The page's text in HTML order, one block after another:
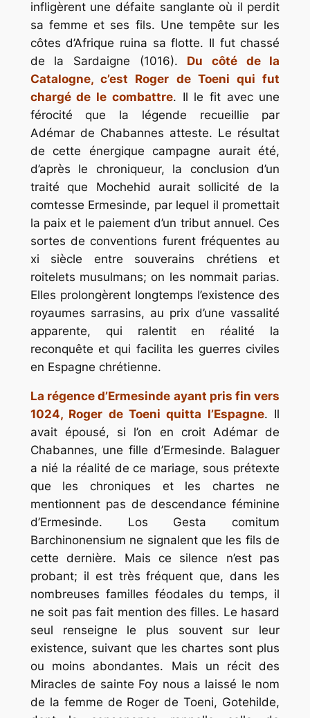
infligèrent une défaite sanglante où il perdit
sa femme et ses fils. Une tempête sur les
côtes d’Afrique ruina sa flotte. Il fut chassé
de la Sardaigne (1016). Du côté de la
Catalogne, c’est Roger de Toeni qui fut
chargé de le combattre. Il le fit avec une
férocité que la légende recueillie par
Adémar de Chabannes atteste. Le résultat
de cette énergique campagne aurait été,
d’après le chroniqueur, la conclusion d’un
traité que Mochehid aurait sollicité de la
comtesse Ermesinde, par lequel il promettait
la paix et le paiement d’un tribut annuel. Ces
sortes de conventions furent fréquentes au
xi siècle entre souverains chrétiens et
roitelets musulmans; on les nommait parias.
Elles prolongèrent longtemps l’existence des
royaumes sarrasins, au prix d’une vassalité
apparente, qui ralentit en réalité la
reconquête et qui facilita les guerres civiles
en Espagne chrétienne.
La régence d’Ermesinde ayant pris fin vers
1024, Roger de Toeni quitta l’Espagne. Il
avait épousé, si l’on en croit Adémar de
Chabannes, une fille d’Ermesinde. Balaguer
a nié la réalité de ce mariage, sous prétexte
que les chroniques et les chartes ne
mentionnent pas de descendance féminine
d’Ermesinde. Los Gesta comitum
Barchinonensium ne signalent que les fils de
cette dernière. Mais ce silence n’est pas
probant; il est très fréquent que, dans les
nombreuses familles féodales du temps, il
ne soit pas fait mention des filles. Le hasard
seul renseigne le plus souvent sur leur
existence, suivant que les chartes sont plus
ou moins abondantes. Mais un récit des
Miracles de sainte Foy nous a laissé le nom
de la femme de Roger de Toeni, Gotehilde,